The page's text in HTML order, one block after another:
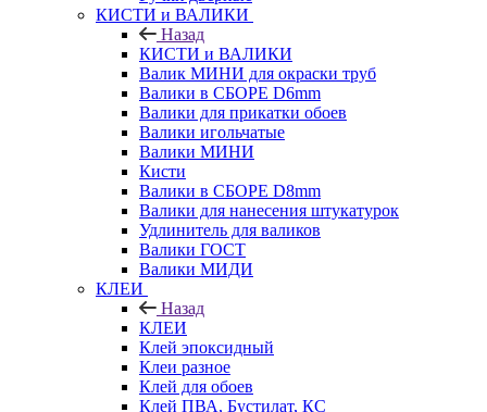
КИСТИ и ВАЛИКИ
Назад
КИСТИ и ВАЛИКИ
Валик МИНИ для окраски труб
Валики в СБОРЕ D6mm
Валики для прикатки обоев
Валики игольчатые
Валики МИНИ
Кисти
Валики в СБОРЕ D8mm
Валики для нанесения штукатурок
Удлинитель для валиков
Валики ГОСТ
Валики МИДИ
КЛЕИ
Назад
КЛЕИ
Клей эпоксидный
Клеи разное
Клей для обоев
Клей ПВА, Бустилат, КС